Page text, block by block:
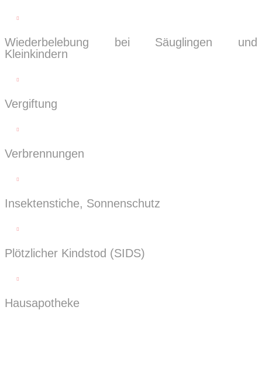

Wiederbelebung bei Säuglingen und
Kleinkindern

Vergiftung

Verbrennungen

Insektenstiche, Sonnenschutz

Plötzlicher Kindstod (SIDS)

Hausapotheke